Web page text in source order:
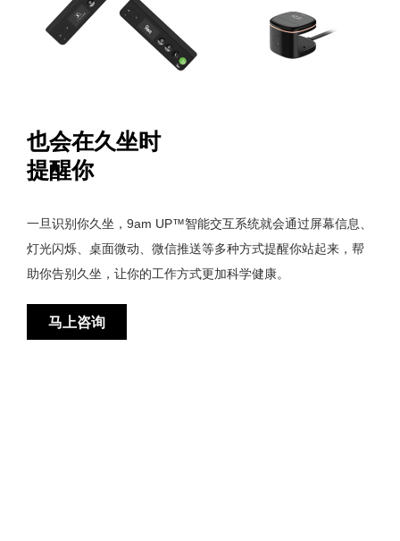
也会在久坐时
提醒你
一旦识别你久坐，9am UP™智能交互系统就会通过屏幕信息、
灯光闪烁、桌面微动、微信推送等多种方式提醒你站起来，帮
助你告别久坐，让你的工作方式更加科学健康。
马上咨询